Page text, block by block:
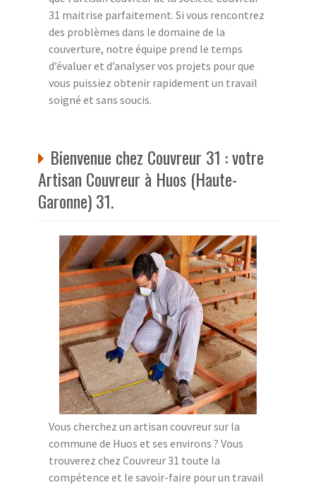
31 maitrise parfaitement. Si vous rencontrez
des problèmes dans le domaine de la
couverture, notre équipe prend le temps
d’évaluer et d’analyser vos projets pour que
vous puissiez obtenir rapidement un travail
soigné et sans soucis.
Bienvenue chez Couvreur 31 : votre
Artisan Couvreur à Huos (Haute-
Garonne) 31.
Vous cherchez un artisan couvreur sur la
commune de Huos et ses environs ? Vous
trouverez chez Couvreur 31 toute la
compétence et le savoir-faire pour un travail